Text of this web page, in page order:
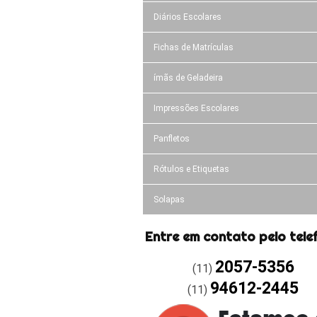
Diários Escolares
Fichas de Matrículas
ímãs de Geladeira
Impressões Escolares
Panfletos
Rótulos e Etiquetas
Solapas
Entre em contato pelo
(11) 2057-5356
(11) 94612-2445